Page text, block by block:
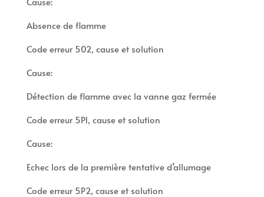
Absence de flamme
Code erreur 502, cause et solution
Cause:
Détection de flamme avec la vanne gaz fermée
Code erreur 5P1, cause et solution
Cause:
Echec lors de la première tentative d’allumage
Code erreur 5P2, cause et solution